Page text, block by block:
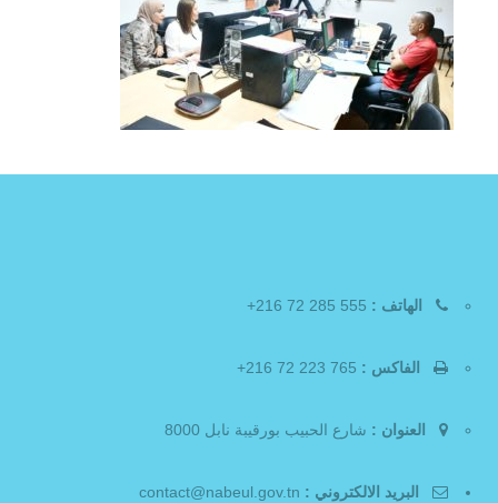
الهاتف :
الفاكس :
العنوان : شارع الحبيب بورقيبة نابل 8000
البريد الالكتروني :